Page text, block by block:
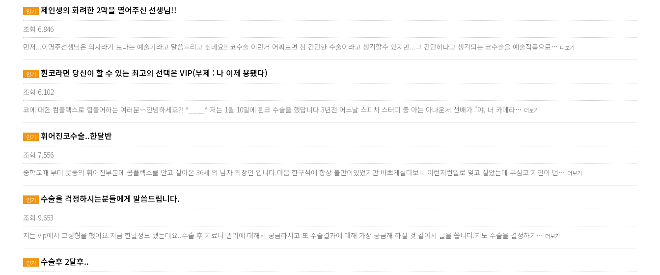
인기 제인생의 화려한 2막을 열어주신 선생님!!
조회 6,846
먼저...이명주선생님은 의사라기 보다는 예술가라고 말씀드리고 싶네요!! 코수술 이란거 어찌보면 참 간단한 수술이라고 생각할수 있지만...그 간단하다고 생각되는 코수술을 예술작품으로… 더보기
인기 휜코라면 당신이 할 수 있는 최고의 선택은 VIP(부제 : 나 이제 용됐다)
조회 6,102
코에 대한 컴플렉스로 힘들어하는 여러분~~안녕하세요?! ^____^ 저는 1월 10일에 휜코 수술을 했답니다.3년전 어느날 스피치 스터디 중 아는 아나운서 선배가 "야, 너 카메라… 더보기
인기 휘어진코수술..한달반
조회 7,556
중학교때 부터 콧등의 휘어진부분에 콤플렉스를 안고 살아온 36세 의 남자 직장인 입니다.마음 한구석에 항상 불만이있었지만 바쁘게살다보니 이런저런일로 잊고 살았는데 무심코 지인이 던… 더보기
인기 수술을 걱정하시는분들에게 말씀드립니다.
조회 9,653
저는 vip에서 코성형을 했어요.지금 한달정도 됐는데요..수술 후 치료나 관리에 대해서 궁금하시고 또 수술결과에 대해 가장 궁금해 하실 것 같아서 글을 씁니다.저도 수술을 결정하기… 더보기
인기 수술후 2달후..